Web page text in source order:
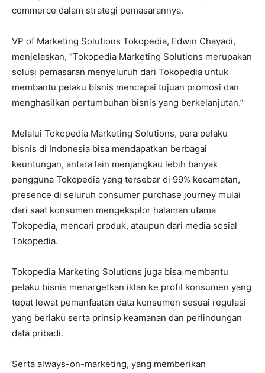
commerce dalam strategi pemasarannya.
VP of Marketing Solutions Tokopedia, Edwin Chayadi,
menjelaskan, “Tokopedia Marketing Solutions merupakan
solusi pemasaran menyeluruh dari Tokopedia untuk
membantu pelaku bisnis mencapai tujuan promosi dan
menghasilkan pertumbuhan bisnis yang berkelanjutan.”
Melalui Tokopedia Marketing Solutions, para pelaku
bisnis di Indonesia bisa mendapatkan berbagai
keuntungan, antara lain menjangkau lebih banyak
pengguna Tokopedia yang tersebar di 99% kecamatan,
presence di seluruh consumer purchase journey mulai
dari saat konsumen mengeksplor halaman utama
Tokopedia, mencari produk, ataupun dari media sosial
Tokopedia.
Tokopedia Marketing Solutions juga bisa membantu
pelaku bisnis menargetkan iklan ke profil konsumen yang
tepat lewat pemanfaatan data konsumen sesuai regulasi
yang berlaku serta prinsip keamanan dan perlindungan
data pribadi.
Serta always-on-marketing, yang memberikan